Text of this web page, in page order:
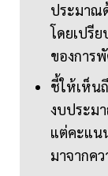
ประมาณ
โดยเปรี
ของการ
ชี้ให้เห็น
งบประม
แต่คะแน
มาจากค